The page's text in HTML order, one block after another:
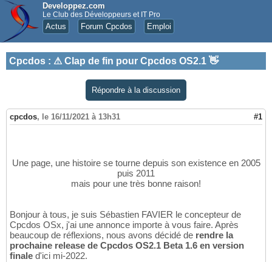
Developpez.com
Le Club des Développeurs et IT Pro
Actus Forum Cpcdos Emploi
Cpcdos : ⚠ Clap de fin pour Cpcdos OS2.1 👋
Répondre à la discussion
cpcdos, le 16/11/2021 à 13h31 #1
Une page, une histoire se tourne depuis son existence en 2005
puis 2011
mais pour une très bonne raison!
Bonjour à tous, je suis Sébastien FAVIER le concepteur de
Cpcdos OSx, j'ai une annonce importe à vous faire. Après
beaucoup de réflexions, nous avons décidé de rendre la
prochaine release de Cpcdos OS2.1 Beta 1.6 en version
finale d'ici mi-2022.